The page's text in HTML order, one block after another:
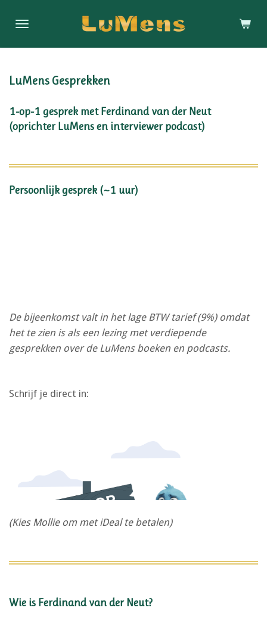
direct
hoofdinhoud
LuMens Gesprekken
1-op-1 gesprek met Ferdinand van der Neut
(oprichter LuMens en interviewer podcast)
Persoonlijk gesprek (~1 uur)
De bijeenkomst valt in het lage BTW tarief (9%) omdat
het te zien is als een lezing met verdiepende
gesprekken over de LuMens boeken en podcasts.
Schrijf je direct in:
(Kies Mollie om met iDeal te betalen)
Wie is Ferdinand van der Neut?